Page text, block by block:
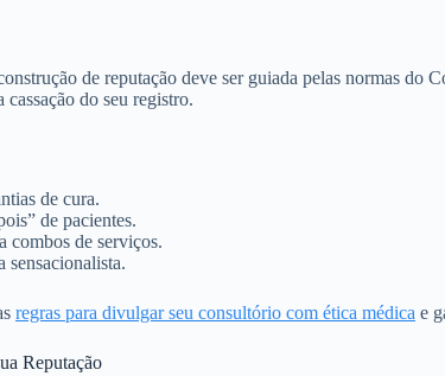
de reputação deve ser guiada pelas normas
cassação do seu registro.
de cura.
de pacientes.
combos de serviços.
sensacionalista.
regras para divulgar seu consultório com ética médica e
Reputação